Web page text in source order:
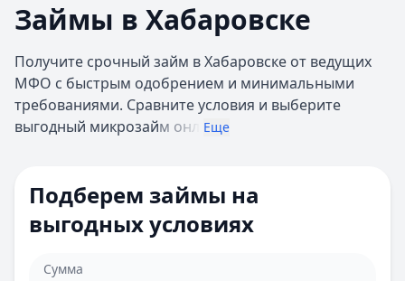
Казань
Астрахань
Б
Барнаул
Казань
Астрахань
Б
Барнаул
Займы в Хабаровске
Получите срочный займ в Хабаровске от ведущих
МФО с быстрым одобрением и минимальными
требованиями. Сравните условия и выберите
выгодный микрозайм онл Еще
Подберем займы на
выгодных условиях
Сумма